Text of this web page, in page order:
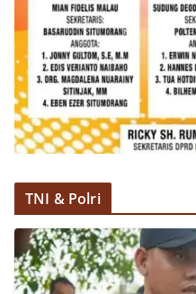
TNI & Polri